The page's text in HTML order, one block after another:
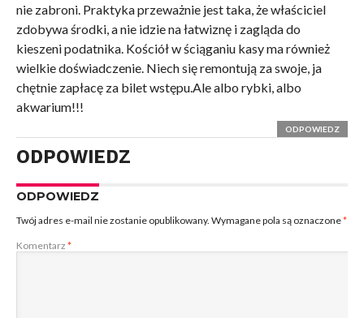
nie zabroni. Praktyka przeważnie jest taka, że właściciel
zdobywa środki, a nie idzie na łatwiznę i zagląda do
kieszeni podatnika. Kościół w ściąganiu kasy ma również
wielkie doświadczenie. Niech się remontują za swoje, ja
chętnie zapłacę za bilet wstępu.Ale albo rybki, albo
akwarium!!!
ODPOWIEDZ
ODPOWIEDZ
ODPOWIEDZ
Twój adres e-mail nie zostanie opublikowany. Wymagane pola są oznaczone*
Komentarz *